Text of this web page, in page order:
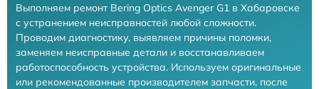
Выполняем ремонт Bering Optics Avenger G1 в Хабаровске
с устранением неисправностей любой сложности.
Проводим диагностику, выявляем причины поломки,
заменяем неисправные детали и восстанавливаем
работоспособность устройства. Используем оригинальные
или рекомендованные производителем запчасти, после